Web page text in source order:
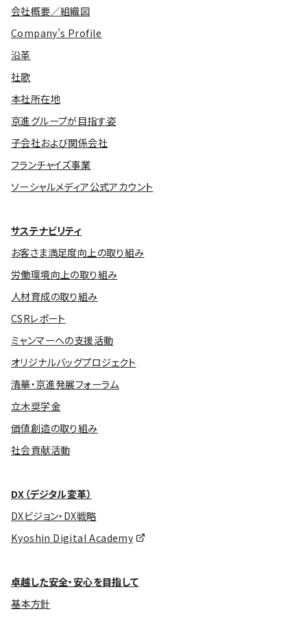
会社概要／組織図
Company’s Profile
沿革
社歌
本社所在地
京進グループが目指す姿
子会社および関係会社
フランチャイズ事業
ソーシャルメディア公式アカウント
サステナビリティ
お客さま満足度向上の取り組み
労働環境向上の取り組み
人材育成の取り組み
CSRレポート
ミャンマーへの支援活動
オリジナルバッグプロジェクト
清華・京進発展フォーラム
立木奨学金
価値創造の取り組み
社会貢献活動
DX（デジタル変革）
DXビジョン・DX戦略
Kyoshin Digital Academy
卓越した安全・安心を目指して
基本方針